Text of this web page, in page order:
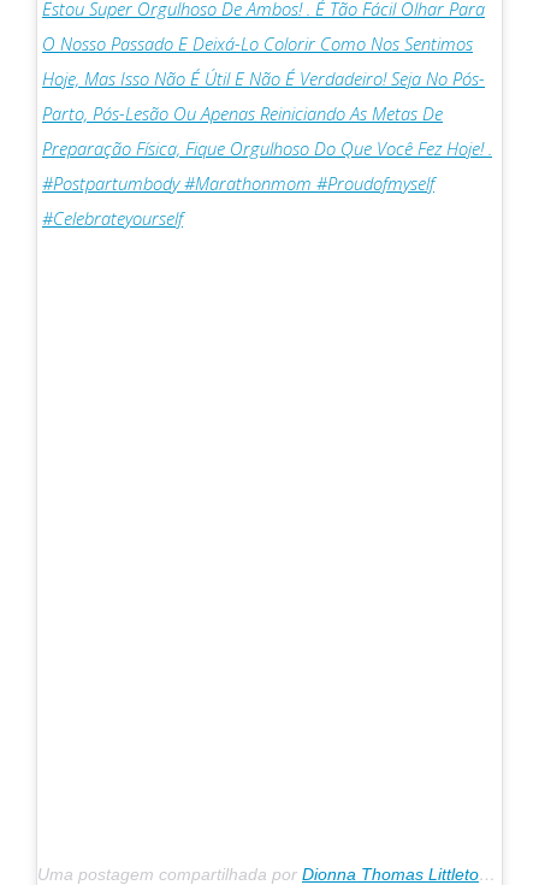
Estou Super Orgulhoso De Ambos! . É Tão Fácil Olhar Para
O Nosso Passado E Deixá-Lo Colorir Como Nos Sentimos
Hoje, Mas Isso Não É Útil E Não É Verdadeiro! Seja No Pós-
Parto, Pós-Lesão Ou Apenas Reiniciando As Metas De
Preparação Física, Fique Orgulhoso Do Que Você Fez Hoje! .
#postpartumbody #marathonmom #proudofmyself
#celebrateyourself
Uma postagem compartilhada por Dionna Thomas Littleton